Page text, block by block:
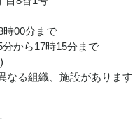
時00分まで
から17時15分まで
なる組織、施設があります